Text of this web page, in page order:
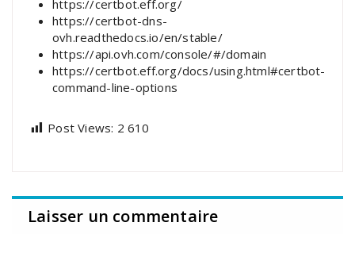
https://certbot.eff.org/
https://certbot-dns-
ovh.readthedocs.io/en/stable/
https://api.ovh.com/console/#/domain
https://certbot.eff.org/docs/using.html#certbot-
command-line-options
Post Views: 2 610
Laisser un commentaire